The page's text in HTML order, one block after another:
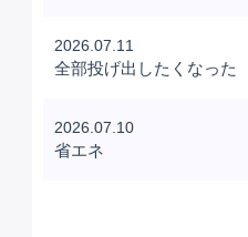
2026.07.11
全部投げ出したくなった
2026.07.10
省エネ